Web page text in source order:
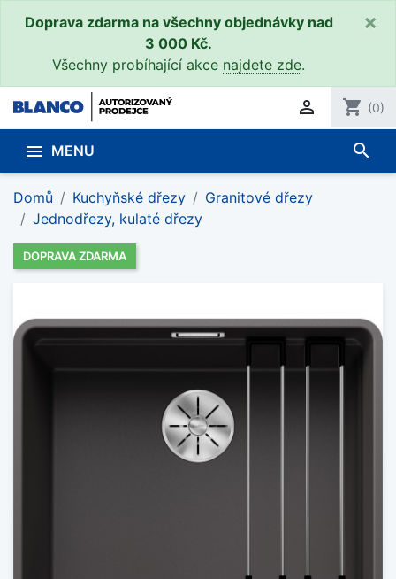
Doprava zdarma na všechny objednávky nad
3 000 Kč.
Všechny probíhající akce najdete zde.
×
 shopping_cart (0)
 MENU search
Domů Kuchyňské dřezy
Granitové dřezy
Jednodřezy, kulaté dřezy
DOPRAVA ZDARMA